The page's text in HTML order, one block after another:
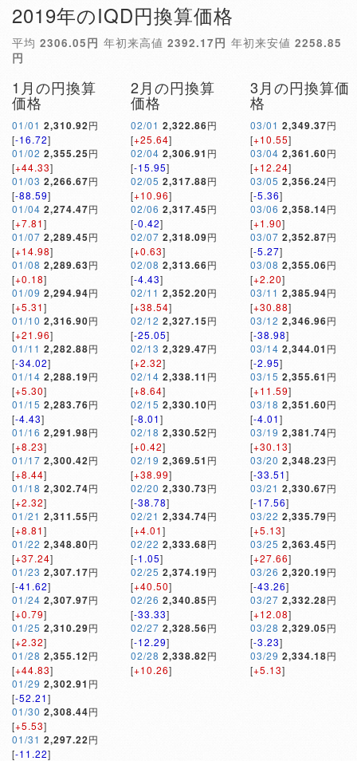
2019年のIQD円換算価格
平均 2306.05円 年初来高値 2392.17円 年初来安値 2258.85
円
1月の円換算
価格
01/01 2,310.92円
[-16.72]
01/02 2,355.25円
[+44.33]
01/03 2,266.67円
[-88.59]
01/04 2,274.47円
[+7.81]
01/07 2,289.45円
[+14.98]
01/08 2,289.63円
[+0.18]
01/09 2,294.94円
[+5.31]
01/10 2,316.90円
[+21.96]
01/11 2,282.88円
[-34.02]
01/14 2,288.19円
[+5.30]
01/15 2,283.76円
[-4.43]
01/16 2,291.98円
[+8.23]
01/17 2,300.42円
[+8.44]
01/18 2,302.74円
[+2.32]
01/21 2,311.55円
[+8.81]
01/22 2,348.80円
[+37.24]
01/23 2,307.17円
[-41.62]
01/24 2,307.97円
[+0.79]
01/25 2,310.29円
[+2.32]
01/28 2,355.12円
[+44.83]
01/29 2,302.91 円
[-52.21]
01/30 2,308.44円
[+5.53]
01/31 2,297.22円
[-11.22]
2月の円換算
価格
02/01 2,322.86円
[+25.64]
02/04 2,306.91 円
[-15.95]
02/05 2,317.88円
[+10.96]
02/06 2,317.45円
[-0.42]
02/07 2,318.09円
[+0.63]
02/08 2,313.66円
[-4.43]
02/11 2,352.20円
[+38.54]
02/12 2,327.15円
[-25.05]
02/13 2,329.47円
[+2.32]
02/14 2,338.11 円
[+8.64]
02/15 2,330.10円
[-8.01]
02/18 2,330.52円
[+0.42]
02/19 2,369.51 円
[+38.99]
02/20 2,330.73円
[-38.78]
02/21 2,334.74円
[+4.01]
02/22 2,333.68円
[-1.05]
02/25 2,374.19円
[+40.50]
02/26 2,340.85円
[-33.33]
02/27 2,328.56円
[-12.29]
02/28 2,338.82円
[+10.26]
3月の円換算価
格
03/01 2,349.37円
[+10.55]
03/04 2,361.60円
[+12.24]
03/05 2,356.24円
[-5.36]
03/06 2,358.14円
[+1.90]
03/07 2,352.87円
[-5.27]
03/08 2,355.06円
[+2.20]
03/11 2,385.94円
[+30.88]
03/12 2,346.96円
[-38.98]
03/14 2,344.01 円
[-2.95]
03/15 2,355.61 円
[+11.59]
03/18 2,351.60円
[-4.01]
03/19 2,381.74円
[+30.13]
03/20 2,348.23円
[-33.51]
03/21 2,330.67円
[-17.56]
03/22 2,335.79円
[+5.13]
03/25 2,363.45円
[+27.66]
03/26 2,320.19円
[-43.26]
03/27 2,332.28円
[+12.08]
03/28 2,329.05円
[-3.23]
03/29 2,334.18円
[+5.13]